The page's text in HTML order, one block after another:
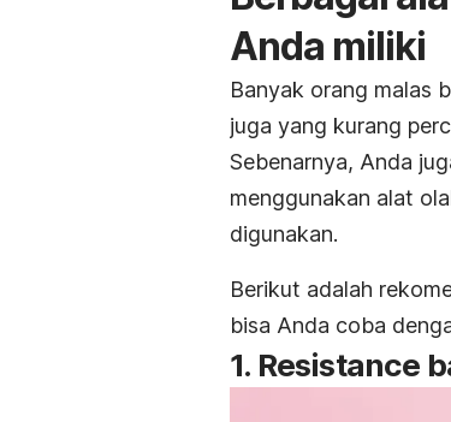
Anda miliki
Banyak orang malas
juga yang kurang
Sebenarnya, Anda
menggunakan alat
digunakan.
Berikut adalah
bisa Anda coba
1. Resistance